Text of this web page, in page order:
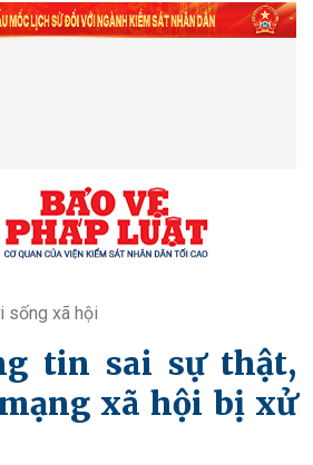
sống xã hội
tin sai sự thật,
xã hội bị xử